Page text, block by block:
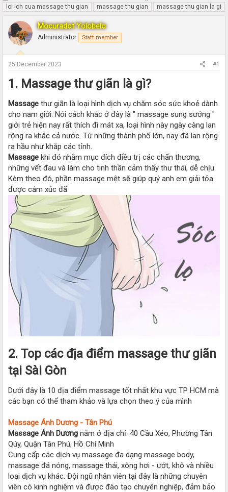
h
e
a
d
t
r
r
t
r
t
d
loi ich cua massage thu gian massage thu gian massage thu gian la gi
Mocuradot Yolobelo
Administrator Staff member
25 December 2023 #1
1. Massage thư giãn là gì?​
Massage thư giãn là loại hình dịch vụ chăm sóc sức khoẻ dành
cho nam giới. Nói cách khác ở đây là " massage sung sướng "
giới trẻ hiện nay rất thích đi mát xa, loại hình này ngày càng lan
rộng ra khắc cả nước. Từ những thành phố lớn, nay đã lan rộng
ra hầu như khắp các tỉnh.
Massage khi đó nhằm mục đích điều trị các chấn thương,
những vết đau và làm cho tinh thần cảm thấy thư thái, dễ chịu.
Kèm theo đó, phần massage mệt sẽ giúp quý anh em giải tỏa
được cảm xúc đã
2. Top các địa điểm massage thư giãn
tại Sài Gòn
Dưới đây là 10 địa điểm massage tốt nhất khu vực TP HCM mà
các bạn có thể tham khảo và lựa chọn theo ý của mình
Massage Ánh Dương - Tân Phú
Massage Ánh Dương nằm ở địa chỉ: 40 Cầu Xéo, Phường Tân
Qúy, Quận Tân Phú, Hồ Chí Minh
Cung cấp các dịch vụ massage đa dạng massage body,
massage đá nóng, massage thái, xông hơi - ướt, khô và nhiều
loại dịch vụ khác. Đội ngũ nhân viên tại đây là những chuyên
viên có kinh nghiệm và được đào tạo chuyên nghiệp, đảm bảo